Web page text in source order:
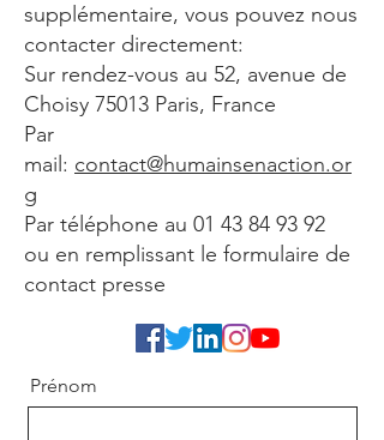
supplémentaire, vous pouvez nous
contacter directement:
Sur rendez-vous au 52, avenue de
Choisy 75013 Paris, France
Par
mail: contact@humainsenaction.or
g
Par téléphone au 01 43 84 93 92
ou en remplissant le formulaire de
contact presse
Prénom